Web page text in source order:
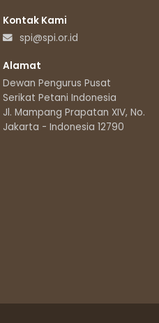
Kontak Kami
spi@spi.or.id
Alamat
Dewan Pengurus Pusat
Serikat Petani Indonesia
Jl. Mampang Prapatan XIV, No.11
Jakarta - Indonesia 12790